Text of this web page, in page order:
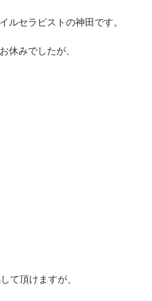
ルセラピストの神田です。
休みでしたが、
て頂けますが、